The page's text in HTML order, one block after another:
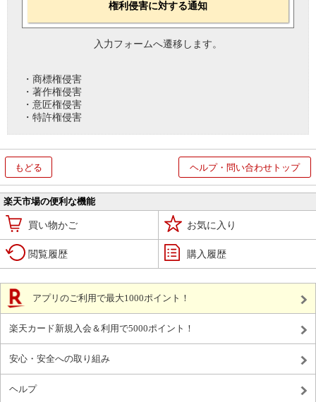
権利侵害に対する通知
入力フォームへ遷移します。
・商標権侵害
・著作権侵害
・意匠権侵害
・特許権侵害
もどる ヘルプ・問い合わせトップ
楽天市場の便利な機能
買い物かご お気に入り
閲覧履歴 購入履歴
アプリのご利用で最大1000ポイント！
楽天カード新規入会＆利用で5000ポイント！
安心・安全への取り組み
ヘルプ